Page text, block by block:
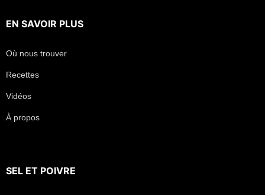
EN SAVOIR PLUS
Où nous trouver
Recettes
Vidéos
À propos
SEL ET POIVRE